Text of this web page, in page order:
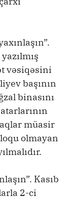
vəsiqəsini
başının
binasını
müasir
olmayan
Kasıb
2-ci